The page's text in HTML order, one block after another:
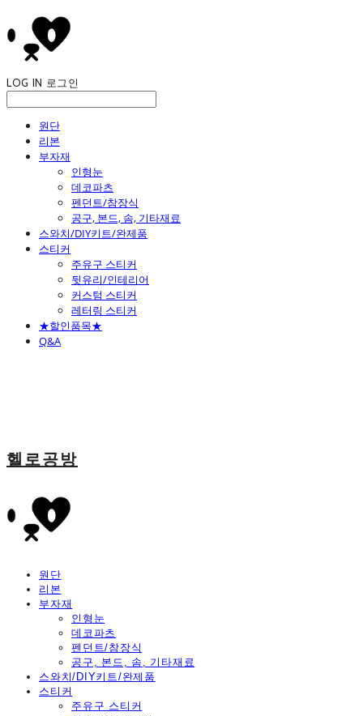
LOG IN 로그인
원단
리본
부자재
인형눈
데코파츠
펜던트/참장식
공구, 본드, 솜, 기타재료
스와치/DIY키트/완제품
스티커
주유구 스티커
뒷유리/인테리어
커스텀 스티커
레터링 스티커
★할인품목★
Q&A
헬로공방
원단
리본
부자재
인형눈
데코파츠
펜던트/참장식
공구, 본드, 솜, 기타재료
스와치/DIY키트/완제품
스티커
주유구 스티커